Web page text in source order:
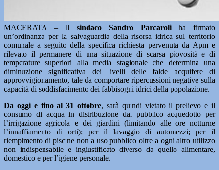
MACERATA – Ilsindaco Sandro Parcaroliha firmato
un’ordinanza per la salvaguardia della risorsa idrica sul territorio
comunale a seguito della specifica richiesta pervenuta da Apm e
rilevato il permanere di una situazione di scarsa piovosità e di
temperature superiori alla media stagionale che determina una
diminuzione significativa dei livelli delle falde acquifere di
approvvigionamento, tale da comportare ripercussioni negative sulla
capacità di soddisfacimento dei fabbisogni idrici della popolazione.
Da oggi e fino al 31 ottobre, sarà quindi vietato il prelievo e il
consumo di acqua in distribuzione dal pubblico acquedotto per
l’irrigazione agricola e dei giardini (limitando alle ore notturne
l’innaffiamento di orti); per il lavaggio di automezzi; per il
riempimento di piscine non a uso pubblico oltre a ogni altro utilizzo
non indispensabile e ingiustificato diverso da quello alimentare,
domestico e per l’igiene personale.